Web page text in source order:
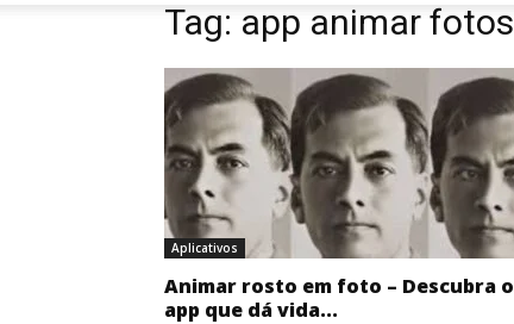
Tag: app animar fotos
Aplicativos
Animar rosto em foto – Descubra o
app que dá vida...